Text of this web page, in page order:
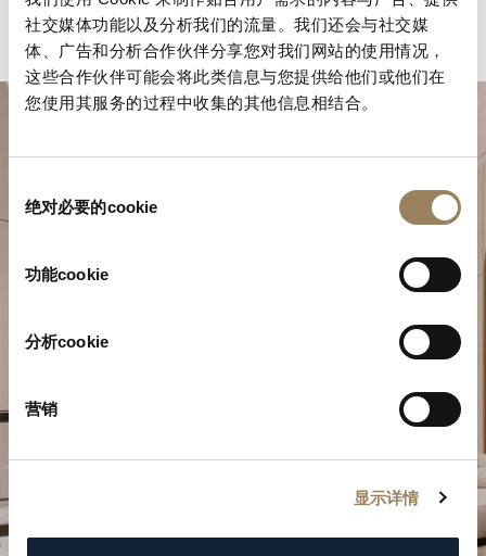
社交媒体功能以及分析我们的流量。我们还会与社交媒
体、广告和分析合作伙伴分享您对我们网站的使用情况，
这些合作伙伴可能会将此类信息与您提供给他们或他们在
您使用其服务的过程中收集的其他信息相结合。
绝对必要的cookie
功能cookie
分析cookie
营销
显示详情
於我們的精品店探索寶璣的製錶作品。